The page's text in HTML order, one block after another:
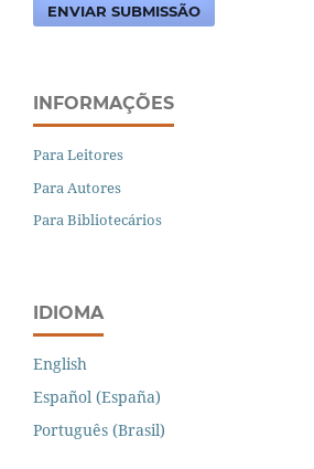
ENVIAR SUBMISSÃO
INFORMAÇÕES
Para Leitores
Para Autores
Para Bibliotecários
IDIOMA
English
Español (España)
Português (Brasil)